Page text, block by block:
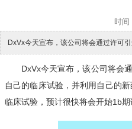
时
DxVx今天宣布，该公司将会通过许可
DxVx今天宣布，该公司将会
自己的临床试验，并利用自己的
临床试验，预计很快将会开始1b期